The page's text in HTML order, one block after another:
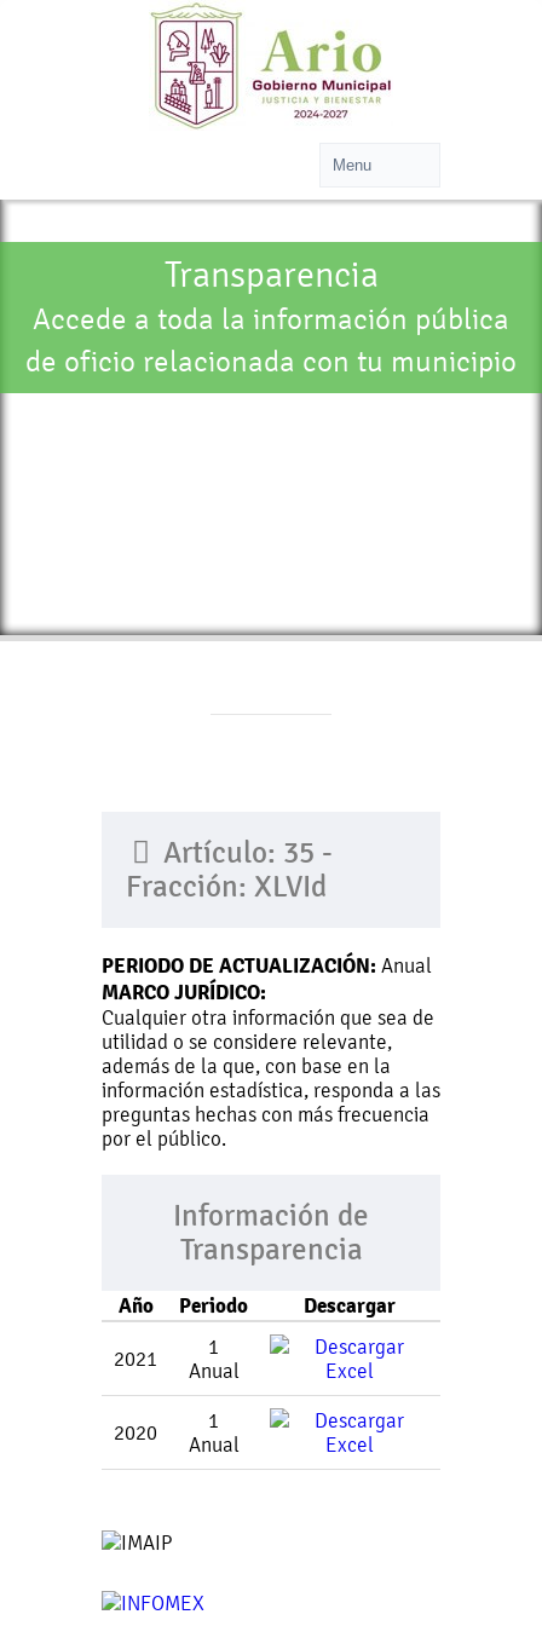
Transparencia
Accede a toda la información pública
de oficio relacionada con tu municipio
Artículo: 35 -
Fracción: XLVId
PERIODO DE ACTUALIZACIÓN: Anual
MARCO JURÍDICO:
Cualquier otra información que sea de
utilidad o se considere relevante,
además de la que, con base en la
información estadística, responda a las
preguntas hechas con más frecuencia
por el público.
Información de
Transparencia
Año Periodo Descargar
2021
1
Anual
2020
1
Anual